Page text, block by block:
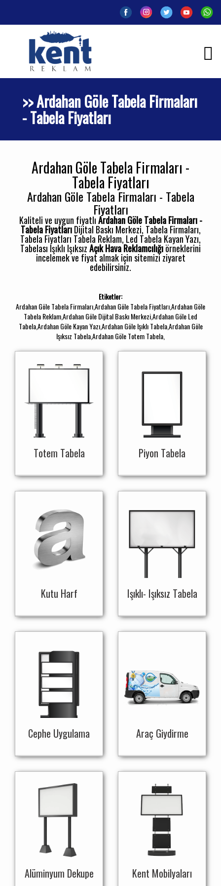
>> Ardahan Göle Tabela Firmaları
- Tabela Fiyatları
Ardahan Göle Tabela Firmaları -
Tabela Fiyatları
Ardahan Göle Tabela Firmaları - Tabela
Fiyatları
Kaliteli ve uygun fiyatlıArdahan Göle Tabela Firmaları -
Tabela FiyatlarıDijital Baskı Merkezi, Tabela Firmaları,
Tabela Fiyatları Tabela Reklam, Led Tabela Kayan Yazı,
Tabelası Işıklı IşıksızAçık Hava Reklamcılığıörneklerini
incelemek ve fiyat almak için sitemizi ziyaret
edebilirsiniz.
Etiketler:
Ardahan Göle Tabela Firmaları,Ardahan Göle Tabela Fiyatları,Ardahan Göle
Tabela Reklam,Ardahan Göle Dijital Baskı Merkezi,Ardahan Göle Led
Tabela,Ardahan Göle Kayan Yazı,Ardahan Göle Işıklı Tabela,Ardahan Göle
Işıksız Tabela,Ardahan Göle Totem Tabela,
Totem Tabela Piyon Tabela
Kutu Harf Işıklı- Işıksız Tabela
Cephe Uygulama Araç Giydirme
Alüminyum Dekupe Kent Mobilyaları